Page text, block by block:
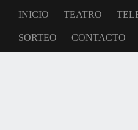
INICIO TEATRO
SORTEO CONTACTO